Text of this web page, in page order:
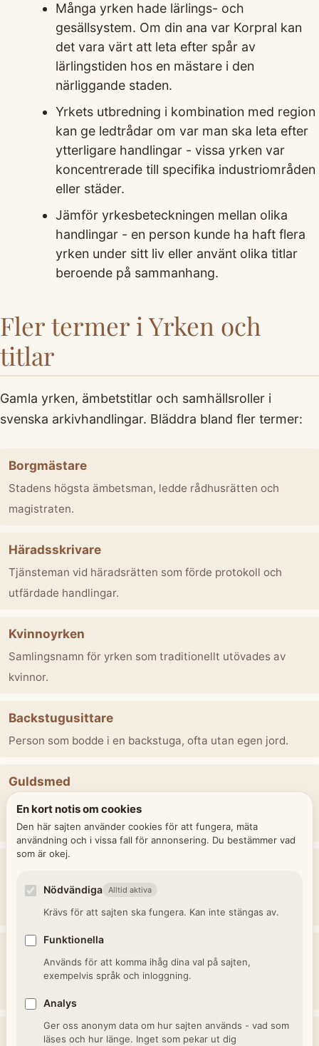
Många yrken hade lärlings- och
gesällsystem. Om din ana var Korpral kan
det vara värt att leta efter spår av
lärlingstiden hos en mästare i den
närliggande staden.
Yrkets utbredning i kombination med region
kan ge ledtrådar om var man ska leta efter
ytterligare handlingar - vissa yrken var
koncentrerade till specifika industriområden
eller städer.
Jämför yrkesbeteckningen mellan olika
handlingar - en person kunde ha haft flera
yrken under sitt liv eller använt olika titlar
beroende på sammanhang.
Fler termer i Yrken och
titlar
Gamla yrken, ämbetstitlar och samhällsroller i
svenska arkivhandlingar. Bläddra bland fler termer:
Borgmästare
Stadens högsta ämbetsman, ledde rådhusrätten och
magistraten.
Häradsskrivare
Tjänsteman vid häradsrätten som förde protokoll och
utfärdade handlingar.
Kvinnoyrken
Samlingsnamn för yrken som traditionellt utövades av
kvinnor.
Backstugusittare
Person som bodde i en backstuga, ofta utan egen jord.
Guldsmed
Hantverkare som arbetade med guld, silver och
ädelstenar.
Tjänsteman vid tullen som granskade in- och utförsel av
Fanjunkare
Hög underofficersgrad, ansvarade för regementsfanan och
Skattebonde
En kort notis om cookies
Den här sajten använder cookies för att fungera, mäta
användning och i vissa fall för annonsering. Du bestämmer vad
som är okej.
Nödvändiga Alltid aktiva
Krävs för att sajten ska fungera. Kan inte stängas av.
Funktionella
Används för att komma ihåg dina val på sajten,
exempelvis språk och inloggning.
Analys
Ger oss anonym data om hur sajten används - vad som
läses och hur länge. Inget som pekar ut dig